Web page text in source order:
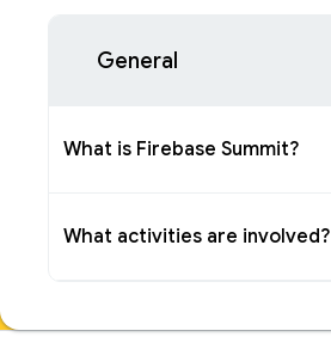
General
What is Firebase Summit?
What activities are involved?